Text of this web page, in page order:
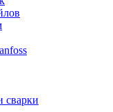
сварки